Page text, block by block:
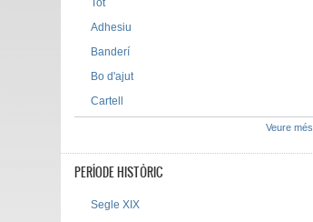
Tot
Adhesiu
Banderí
Bo d'ajut
Cartell
Veure més
PERÍODE HISTÒRIC
Segle XIX